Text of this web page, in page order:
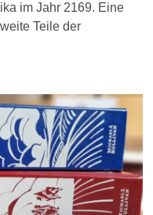
im Jahr 2169. Eine
Teile der